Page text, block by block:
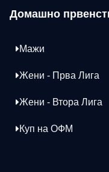
Домашно
Мажи
Жени - Прва Лига
Жени - Втора Лига
Куп на ОФМ